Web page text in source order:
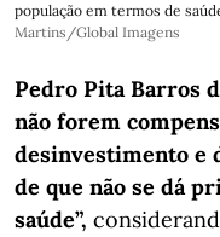
população em termos de
Martins/Global Imagens
Pedro Pita Barros
não forem
desinvestimento e
de que não se dá
saúde”,